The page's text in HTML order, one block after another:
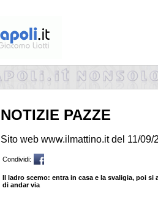
NOTIZIE PAZZE
Sito web www.ilmattino.it del 11/09/
Condividi:
Il ladro scemo: entra in casa e la svaligia, poi si
di andar via